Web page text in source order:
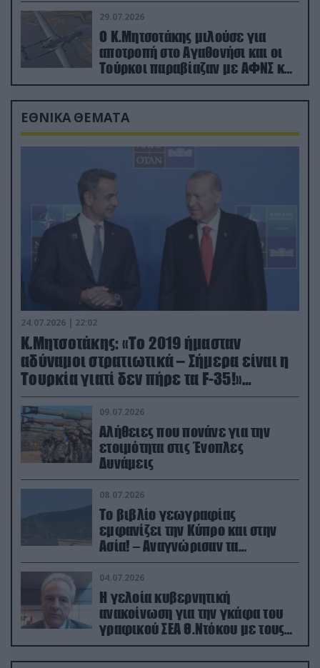
29.07.2026
Ο Κ.Μητσοτάκης μιλούσε για
αποτροπή στο Αγαθονήσι και οι
Τούρκοι παραβίαζαν με ΑΦΝΣ και
drone
ΕΘΝΙΚΑ ΘΕΜΑΤΑ
24.07.2026 | 22:02
Κ.Μητσοτάκης: «Το 2019 ήμασταν
αδύναμοι στρατιωτικά – Σήμερα είναι η
Τουρκία γιατί δεν πήρε τα F-35!»
(βίντεο)
09.07.2026
Αλήθειες που πονάνε για την
ετοιμότητα στις Ένοπλες
Δυνάμεις
08.07.2026
Το βιβλίο γεωγραφίας
εμφανίζει την Κύπρο και στην
Ασία! – Αναγνώρισαν τα
κατεχόμενα; (φωτο)
04.07.2026
Η γελοία κυβερνητική
ανακοίνωση για την γκάφα του
γραφικού ΣΕΑ Θ.Ντόκου με τους
Ρώσους φαρσέρ